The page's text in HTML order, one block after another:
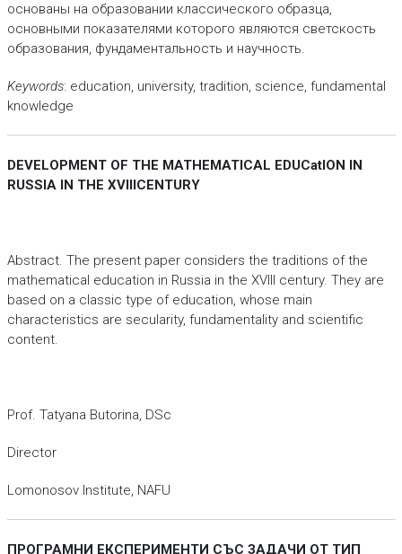
основаны на образовании классического образца,
основными показателями которого являются светскость
образования, фундаментальность и научность.
Keywords: education, university, tradition, science, fundamental
knowledge
DEVELOPMENT OF THE MATHEMATICAL EDUCatION IN
RUSSIA IN THE XVIIICENTURY
Аbstract. The present paper considers the traditions of the
mathematical education in Russia in the ХVIII century. They are
based on a classic type of education, whose main
characteristics are secularity, fundamentality and scientific
content.
Prof. Tatyana Butorina, DSc
Director
Lomonosov Institute, NAFU
ПРОГРАМНИ ЕКСПЕРИМЕНТИ СЪС ЗАДАЧИ ОТ ТИП